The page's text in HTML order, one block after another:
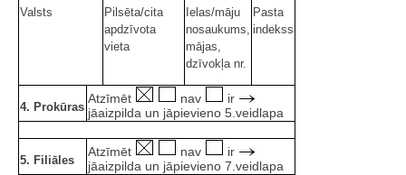
Valsts
Pilsēta/cita
apdzīvota
vieta
Ielas/māju
nosaukums,
mājas,
dzīvokļa nr.
Pasta
indekss
4. Prokūras
Atzīmēt nav
ir
jāaizpilda un jāpievieno 5.veidlapa
5. Filiāles
Atzīmēt nav
ir
jāaizpilda un jāpievieno 7.veidlapa